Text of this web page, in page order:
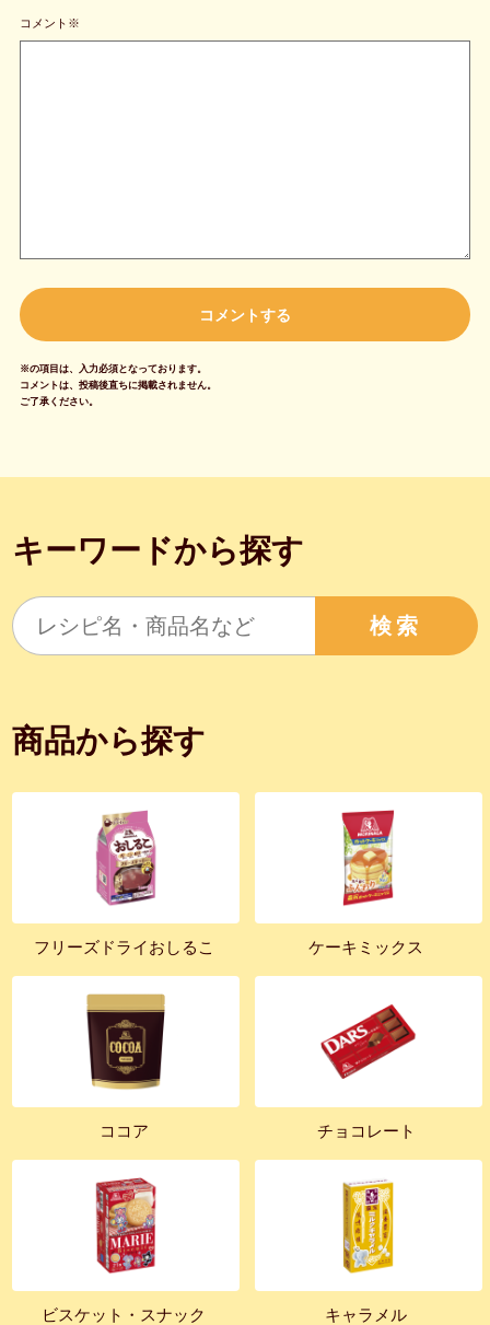
コメント※
※の項目は、入力必須となっております。
コメントは、投稿後直ちに掲載されません。
ご了承ください。
キーワードから探す
検索
商品から探す
フリーズドライおしるこ ケーキミックス
ココア チョコレート
ビスケット・スナック キャラメル